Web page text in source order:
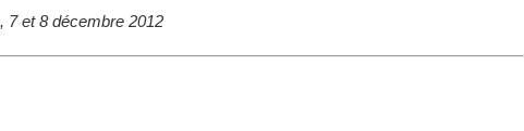
7 et 8 décembre 2012